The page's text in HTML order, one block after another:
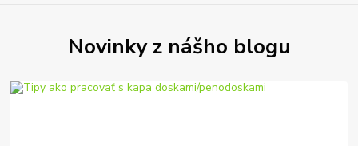
Novinky z nášho blogu